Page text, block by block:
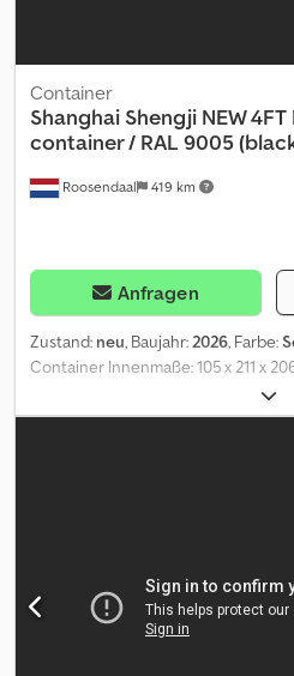
Roosendaal 419 km
Container
Shanghai Shengji NEW 4FT
container / RAL 9005
Anfragen
Zustand: neu, Baujahr:2026, Farbe:
Container Innenmaße: 105 x 211 x
Schwarz (RAL 9005) Dodpfszqu I
verfügbar = Weitere Informationen
Baujahr: März 2026 Modelljahr:
Informationen zu erhalten.